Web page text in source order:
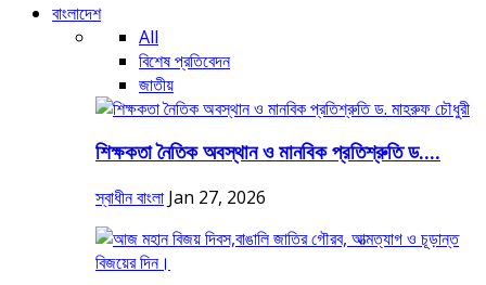
বাংলাদেশ
All
বিশেষ প্রতিবেদন
জাতীয়
শিক্ষকতা নৈতিক অবস্থান ও মানবিক প্রতিশ্রুতি ড....
স্বাধীন বাংলা Jan 27, 2026